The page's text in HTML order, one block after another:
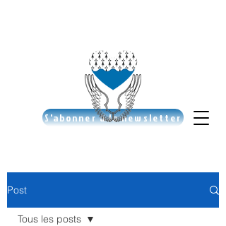
S'abonner à la newsletter
Post
Tous les posts